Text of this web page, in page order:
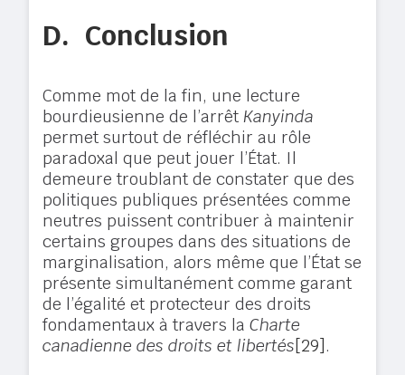
D. Conclusion
Comme mot de la fin, une lecture
bourdieusienne de l’arrêtKanyinda
permet surtout de réfléchir au rôle
paradoxal que peut jouer l’État. Il
demeure troublant de constater que des
politiques publiques présentées comme
neutres puissent contribuer à maintenir
certains groupes dans des situations de
marginalisation, alors même que l’État se
présente simultanément comme garant
de l’égalité et protecteur des droits
fondamentaux à travers laCharte
canadienne des droits et libertés[29].